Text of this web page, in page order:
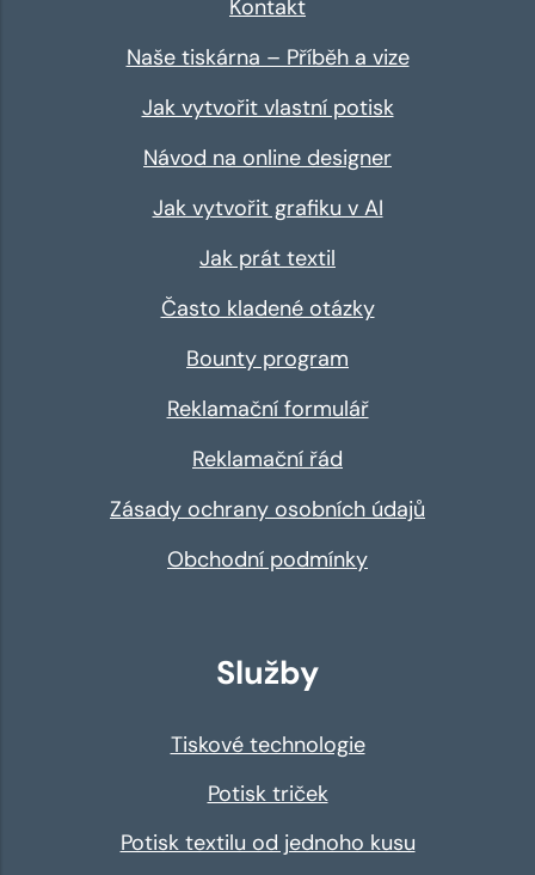
Kontakt
Naše tiskárna – Příběh a vize
Jak vytvořit vlastní potisk
Návod na online designer
Jak vytvořit grafiku v AI
Jak prát textil
Často kladené otázky
Bounty program
Reklamační formulář
Reklamační řád
Zásady ochrany osobních údajů
Obchodní podmínky
Služby
Tiskové technologie
Potisk triček
Potisk textilu od jednoho kusu